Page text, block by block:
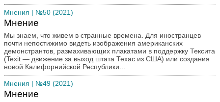
Мнения | №50 (2021)
Мнение
Мы знаем, что живем в странные времена. Для иностранцев
почти непостижимо видеть изображения американских
демонстрантов, размахивающих плакатами в поддержку Тексита
(Texit — движение за выход штата Техас из США) или создания
новой Калифорнийской Республики...
Мнения | №49 (2021)
Мнение